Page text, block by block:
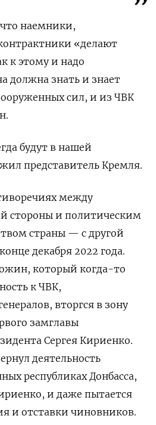
наемники,
«делают
к этому и надо
должна знать и знает
сил, и из ЧВК
будут в нашей
представитель Кремля.
между
стороны и политическим
страны — с другой
декабря 2022 года.
который когда-то
к ЧВК,
, вторгся в зону
замглавы
Сергея Кириенко.
деятельность
республиках Донбасса,
и даже пытается
и отставки чиновников.